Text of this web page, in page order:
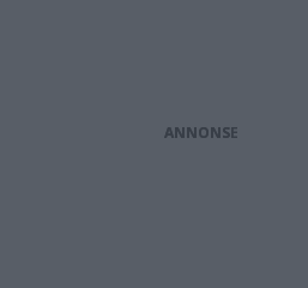
ANNONS